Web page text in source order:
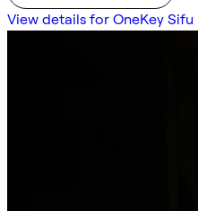
View details for OneKey Sifu